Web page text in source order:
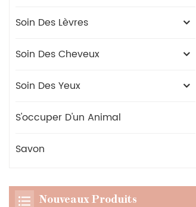
Soin Des Lèvres
Soin Des Cheveux
Soin Des Yeux
S'occuper D'un Animal
Savon
Nouveaux Produits